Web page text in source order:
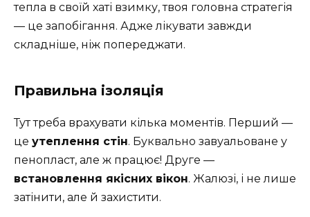
тепла в своїй хаті взимку, твоя головна стратегія
— це запобігання. Адже лікувати завжди
складніше, ніж попереджати.
Правильна ізоляція
Тут треба врахувати кілька моментів. Перший —
це утеплення стін. Буквально завуальоване у
пенопласт, але ж працює! Друге —
встановлення якісних вікон. Жалюзі, і не лише
затінити, але й захистити.